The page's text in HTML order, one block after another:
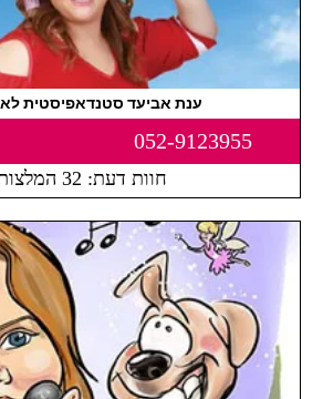
ענת אביעד סטנדאפיסטית
052-9123955
חוות דעת: 32 המלצות.